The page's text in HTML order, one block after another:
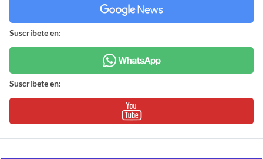
Suscríbete en:
Suscríbete en: